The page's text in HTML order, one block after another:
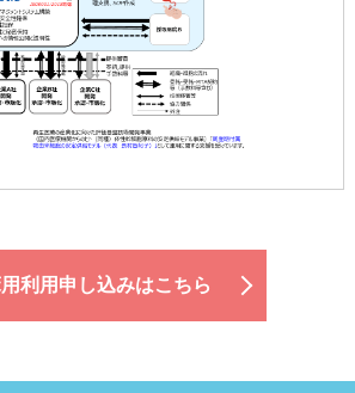
利用申し込みはこちら